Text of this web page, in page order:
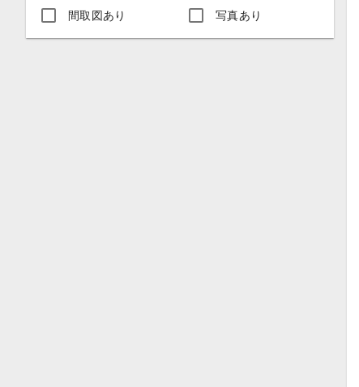
間取図あり 写真あり